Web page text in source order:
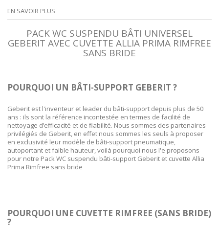
EN SAVOIR PLUS
PACK WC SUSPENDU BÂTI UNIVERSEL
GEBERIT AVEC CUVETTE ALLIA PRIMA RIMFREE
SANS BRIDE
POURQUOI UN BÂTI-SUPPORT GEBERIT ?
Geberit est l'inventeur et leader du bâti-support depuis plus de 50
ans : ils sont la référence incontestée en termes de facilité de
nettoyage d’efficacité et de fiabilité. Nous sommes des partenaires
privilégiés de Geberit, en effet nous sommes les seuls à proposer
en exclusivité leur modèle de bâti-support pneumatique,
autoportant et faible hauteur, voilà pourquoi nous l'e proposons
pour notre Pack WC suspendu bâti-support Geberit et cuvette Allia
Prima Rimfree sans bride
POURQUOI UNE CUVETTE RIMFREE (SANS BRIDE)
?